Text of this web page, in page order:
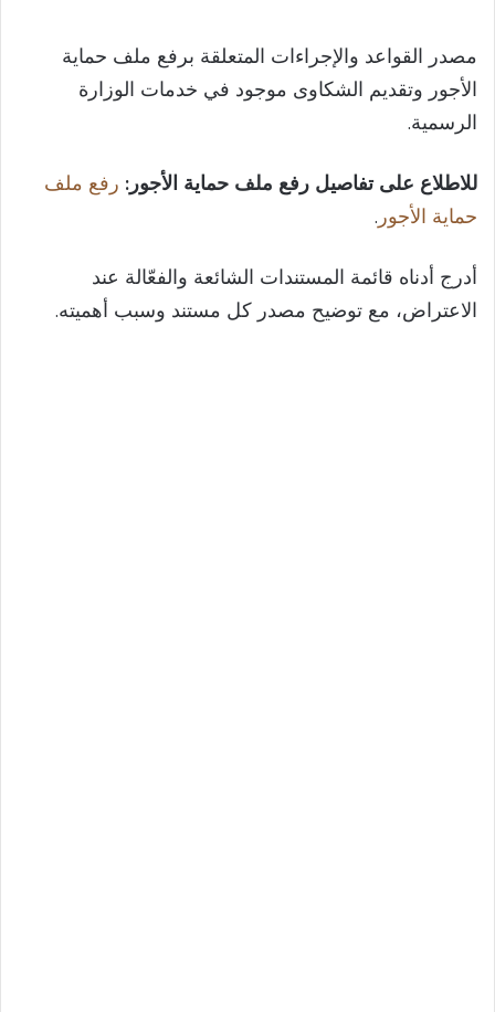
مصدر القواعد والإجراءات المتعلقة برفع ملف حماية
الأجور وتقديم الشكاوى موجود في خدمات الوزارة
الرسمية.
للاطلاع على تفاصيل رفع ملف حماية الأجور: رفع ملف
حماية الأجور .
أدرج أدناه قائمة المستندات الشائعة والفعّالة عند
الاعتراض، مع توضيح مصدر كل مستند وسبب أهميته.